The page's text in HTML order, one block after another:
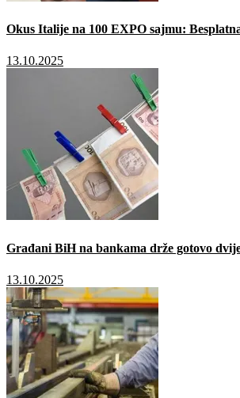
Okus Italije na 100 EXPO sajmu:
13.10.2025
Građani BiH na bankama drže gotovo
13.10.2025